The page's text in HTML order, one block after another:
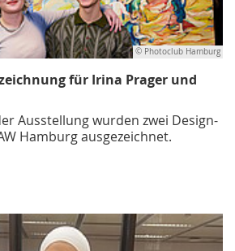
© Photoclub Hamburg
für Irina Prager und
Ausstellung wurden zwei Design-
Hamburg ausgezeichnet.